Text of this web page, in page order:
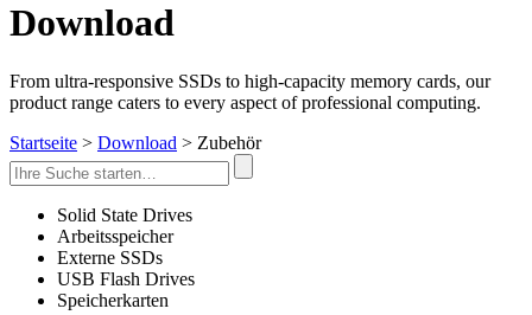
Download
From ultra-responsive SSDs to high-capacity memory cards, our
product range caters to every aspect of professional computing.
Startseite > Download > Zubehör
Solid State Drives
Arbeitsspeicher
Externe SSDs
USB Flash Drives
Speicherkarten